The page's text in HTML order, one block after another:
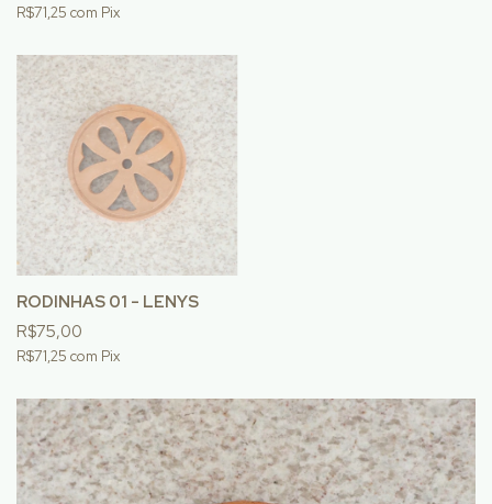
R$71,25 com Pix
RODINHAS 01 - LENYS
R$75,00
R$71,25 com Pix